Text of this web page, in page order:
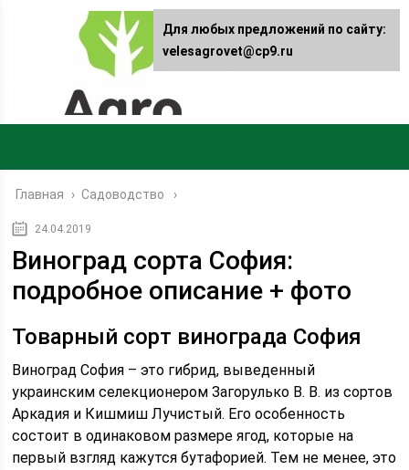
Главная › Садоводство
24.04.2019
Виноград сорта София:
подробное описание + фото
Товарный сорт винограда София
Виноград София – это гибрид, выведенный
украинским селекционером Загорулько В. В. из сортов
Аркадия и Кишмиш Лучистый. Его особенность
состоит в одинаковом размере ягод, которые на
первый взгляд кажутся бутафорией. Тем не менее, это
Для любых предложений по сайту:
velesagrovet@cp9.ru